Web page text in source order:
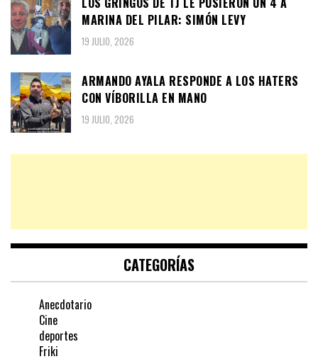
MARINA DEL PILAR: SIMÓN LEVY
19 JULIO, 2026
ARMANDO AYALA RESPONDE A LOS HATERS
CON VÍBORILLA EN MANO
19 JULIO, 2026
CATEGORÍAS
Anecdotario
Cine
deportes
Friki